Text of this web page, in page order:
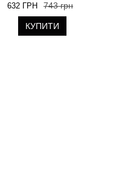
632 ГРН 743 грн
КУПИТИ